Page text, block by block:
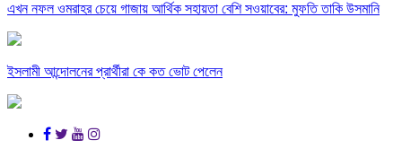
এখন নফল ওমরাহর চেয়ে গাজায় আর্থিক সহায়তা বেশি সওয়াবের: মুফতি তাকি উসমানি
ইসলামী আন্দোলনের প্রার্থীরা কে কত ভোট পেলেন